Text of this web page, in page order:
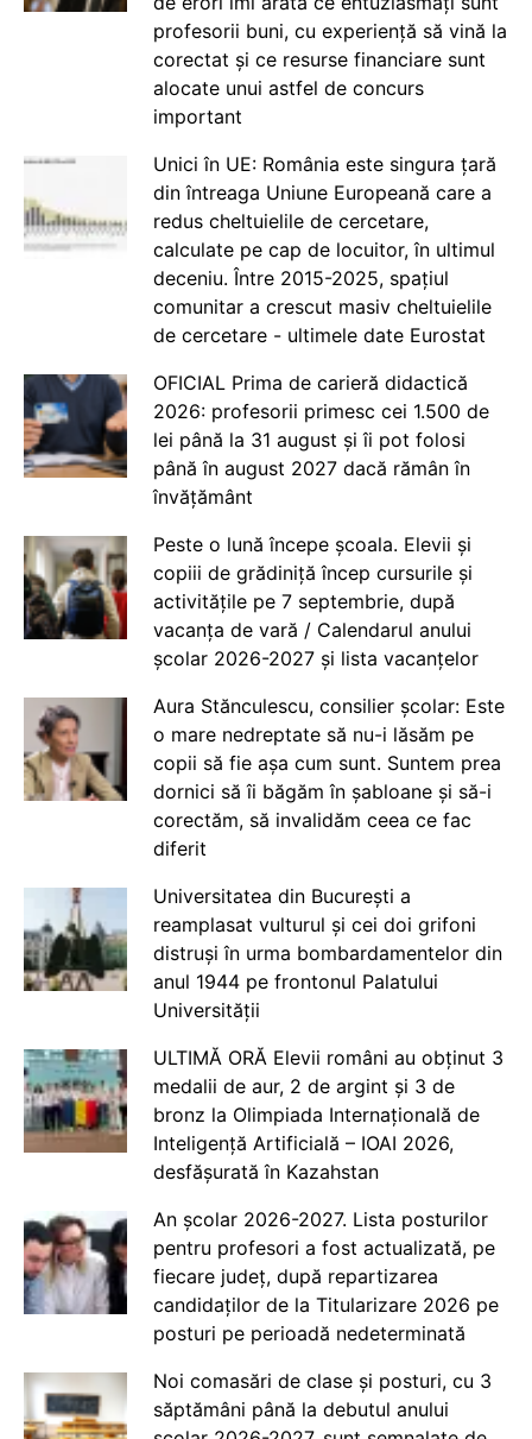
profesorii buni, cu experiență să vină la
corectat și ce resurse financiare sunt
alocate unui astfel de concurs
important
Unici în UE: România este singura țară
din întreaga Uniune Europeană care a
redus cheltuielile de cercetare,
calculate pe cap de locuitor, în ultimul
deceniu. Între 2015-2025, spațiul
comunitar a crescut masiv cheltuielile
de cercetare - ultimele date Eurostat
OFICIAL Prima de carieră didactică
2026: profesorii primesc cei 1.500 de
lei până la 31 august și îi pot folosi
până în august 2027 dacă rămân în
învățământ
Peste o lună începe școala. Elevii și
copiii de grădiniță încep cursurile și
activitățile pe 7 septembrie, după
vacanța de vară / Calendarul anului
școlar 2026-2027 și lista vacanțelor
Aura Stănculescu, consilier școlar: Este
o mare nedreptate să nu-i lăsăm pe
copii să fie așa cum sunt. Suntem prea
dornici să îi băgăm în șabloane și să-i
corectăm, să invalidăm ceea ce fac
diferit
Universitatea din București a
reamplasat vulturul și cei doi grifoni
distruși în urma bombardamentelor din
anul 1944 pe frontonul Palatului
Universității
ULTIMĂ ORĂ Elevii români au obținut 3
medalii de aur, 2 de argint și 3 de
bronz la Olimpiada Internațională de
Inteligență Artificială – IOAI 2026,
desfășurată în Kazahstan
An școlar 2026-2027. Lista posturilor
pentru profesori a fost actualizată, pe
fiecare județ, după repartizarea
candidaților de la Titularizare 2026 pe
posturi pe perioadă nedeterminată
Noi comasări de clase și posturi, cu 3
săptămâni până la debutul anului